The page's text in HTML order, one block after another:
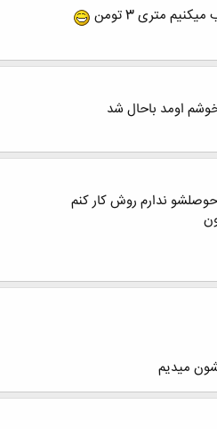
متری 3 تومن
اومد باحال شد
ندارم روش کار کنم
میدیم